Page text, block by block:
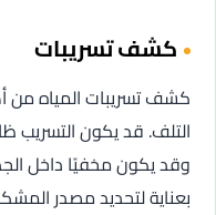
كشف تسريبات
كشف تسريبات المياه من
التلف. قد يكون التسريب
وقد يكون مخفيًا داخل
بعناية لتحديد مصدر